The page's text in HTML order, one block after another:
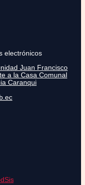
electrónicos
Juan Francisco
a la Casa Comunal
Caranqui